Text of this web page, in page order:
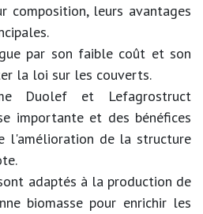
composition, leurs avantages
par son faible coût et son
la loi sur les couverts.
Duolef et Lefagrostruct
importante et des bénéfices
l'amélioration de la structure
adaptés à la production de
biomasse pour enrichir les